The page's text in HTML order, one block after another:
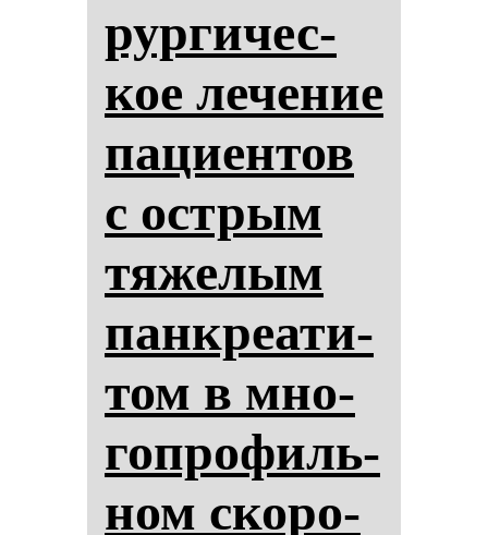
рур­ги­чес­
кое ле­че­ние
па­ци­ен­тов
с ос­трым
тя­же­лым
пан­кре­ати­
том в мно­
гоп­ро­филь­
ном ско­ро­